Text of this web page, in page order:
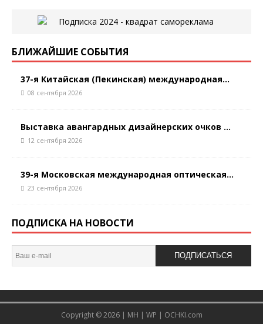
БЛИЖАЙШИЕ СОБЫТИЯ
37-я Китайская (Пекинская) международная...
08 сентября 2026
Выставка авангардных дизайнерских очков ...
12 сентября 2026
39-я Московская международная оптическая...
23 сентября 2026
ПОДПИСКА НА НОВОСТИ
ПОДПИСАТЬСЯ
Copyright © 2026 | MH | WP | OCHKI.com